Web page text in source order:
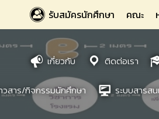
รับสมัครนักศึกษา คณะ
เกี่ยวกับ ติดต่อเรา
วสาร/กิจกรรมนักศึกษา ระบบสารส